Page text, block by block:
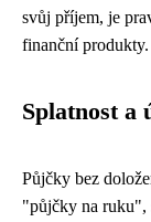
svůj příjem, je
finanční produkty.
Splatnost a
Půjčky bez
"půjčky na ruku",